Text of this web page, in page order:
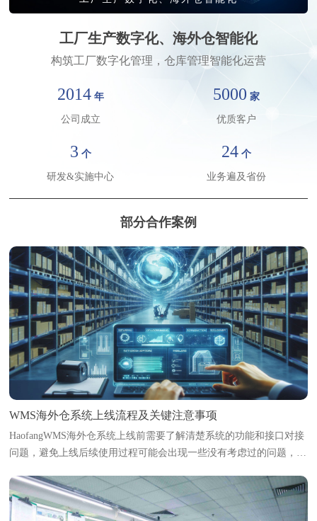
请输入关键词搜索
工厂生产数字化、海外仓智能化
构筑工厂数字化管理，仓库管理智能化运营
2014 年
公司成立
5000 家
优质客户
3 个
研发&实施中心
24 个
业务遍及省份
部分合作案例
WMS海外仓系统上线流程及关键注意事项
HaofangWMS海外仓系统上线前需要了解清楚系统的功能和接口对接
问题，避免上线后续使用过程可能会出现一些没有考虑过的问题，导
中的关键注意事项，帮助海外...